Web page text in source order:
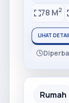
78 M2
LIHAT
Rumah